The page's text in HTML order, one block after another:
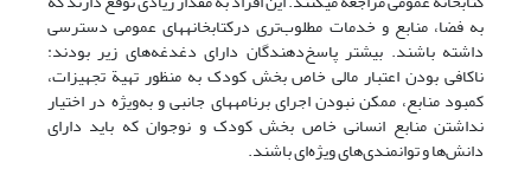
به فضا، منابع و خدمات مطلوب‌تری درکتابخانه‎های ‎عمومی دسترسی
داشته باشند. ‎بیشتر پاسخ‌دهندگان دارای دغدغه‌های زیر بودند:
ناکافی بودن اعتبار مالی خاص بخش کودک به منظور تهیة تجهیزات،
کمبود منابع، ممکن نبودن اجرای برنامه‎های ‎جانبی و به‌ویژه در اختیار
نداشتن منابع انسانی خاص بخش کودک و نوجوان که باید دارای
دانش‌ها و توانمندی‌های ویژه‌ای باشند.